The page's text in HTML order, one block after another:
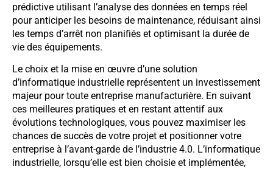
prédictive utilisant l’analyse des données en temps réel
pour anticiper les besoins de maintenance, réduisant ainsi
les temps d’arrêt non planifiés et optimisant la durée de
vie des équipements.
Le choix et la mise en œuvre d’une solution
d’informatique industrielle représentent un investissement
majeur pour toute entreprise manufacturière. En suivant
ces meilleures pratiques et en restant attentif aux
évolutions technologiques, vous pouvez maximiser les
chances de succès de votre projet et positionner votre
entreprise à l’avant-garde de l’industrie 4.0. L’informatique
industrielle, lorsqu’elle est bien choisie et implémentée,